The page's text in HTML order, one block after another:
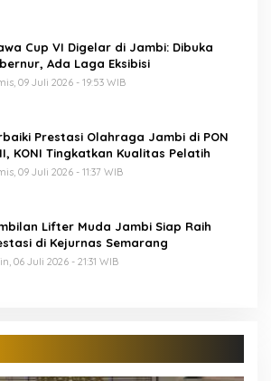
Cup VI Digelar di Jambi: Dibuka
Ada Laga Eksibisi
09 Juli 2026 - 19:53 WIB
Prestasi Olahraga Jambi di PON
KONI Tingkatkan Kualitas Pelatih
09 Juli 2026 - 11:37 WIB
Lifter Muda Jambi Siap Raih
di Kejurnas Semarang
06 Juli 2026 - 21:31 WIB